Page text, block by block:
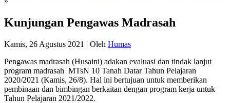
Kunjungan Pengawas Madrasah
Kamis, 26 Agustus 2021 | Oleh Humas
Pengawas madrasah (Husaini) adakan evaluasi dan tindak lanjut
program madrasah MTsN 10 Tanah Datar Tahun Pelajaran
2020/2021 (Kamis, 26/8). Hal ini bertujuan untuk memberikan
pembinaan dan bimbingan berkaitan dengan program kerja untuk
Tahun Pelajaran 2021/2022.